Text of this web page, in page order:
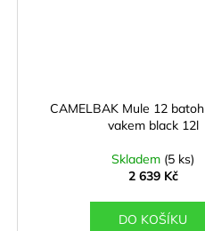
CAMELBAK Mule 12
vakem black 12l
Skladem (5 ks)
2 639 Kč
DO KOŠÍKU